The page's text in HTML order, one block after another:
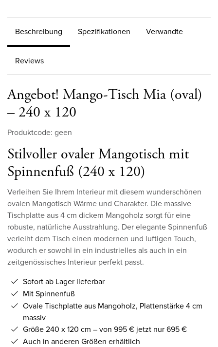
Beschreibung Spezifikationen Verwandte
Reviews
Angebot! Mango-Tisch Mia (oval)
– 240 x 120
Produktcode: geen
Stilvoller ovaler Mangotisch mit
Spinnenfuß (240 x 120)
Verleihen Sie Ihrem Interieur mit diesem wunderschönen
ovalen Mangotisch Wärme und Charakter. Die massive
Tischplatte aus 4 cm dickem Mangoholz sorgt für eine
robuste, natürliche Ausstrahlung. Der elegante Spinnenfuß
verleiht dem Tisch einen modernen und luftigen Touch,
wodurch er sowohl in ein industrielles als auch in ein
zeitgenössisches Interieur perfekt passt.
Sofort ab Lager lieferbar
Mit Spinnenfuß
Ovale Tischplatte aus Mangoholz, Plattenstärke 4 cm
massiv
Größe 240 x 120 cm – von 995 € jetzt nur 695 €
Auch in anderen Größen erhältlich